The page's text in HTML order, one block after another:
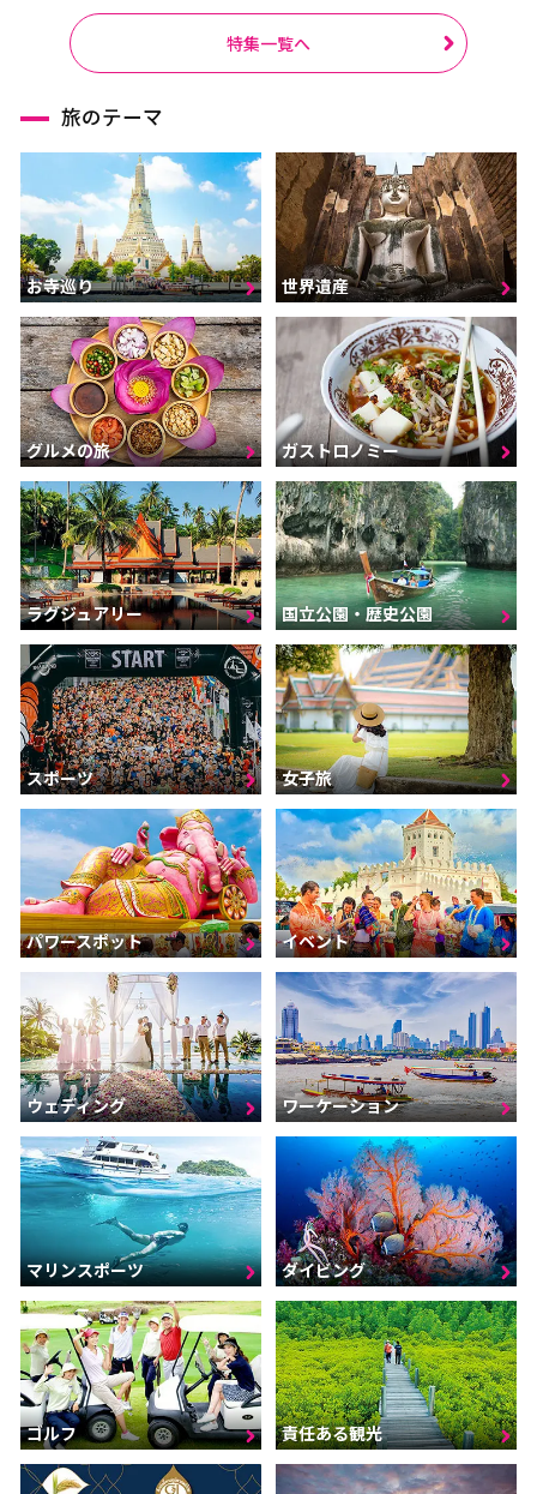
特集一覧へ
旅のテーマ
お寺巡り 世界遺産
グルメの旅 ガストロノミー
ラグジュアリー 国立公園・歴史公園
スポーツ 女子旅
パワースポット イベント
ウェディング ワーケーション
マリンスポーツ ダイビング
ゴルフ 責任ある観光